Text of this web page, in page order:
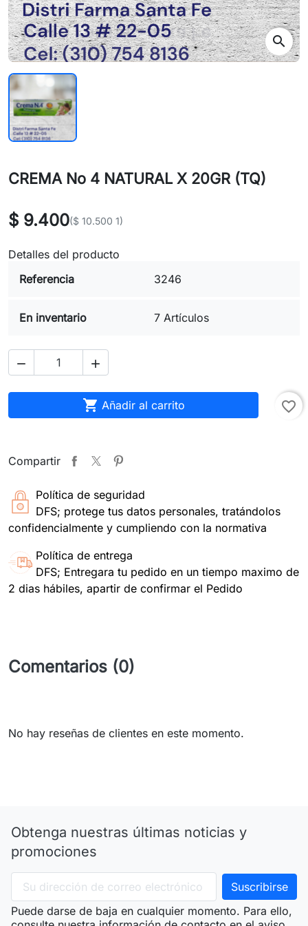
search
CREMA No 4 NATURAL X 20GR (TQ)
$ 9.400($ 10.500 1)
Detalles del producto
Referencia
3246
En inventario 7 Artículos
 
 Añadir al carrito favorite_border
Compartir
Política de seguridad
DFS; protege tus datos personales, tratándolos
confidencialmente y cumpliendo con la normativa
Política de entrega
DFS; Entregara tu pedido en un tiempo maximo de
2 dias hábiles, apartir de confirmar el Pedido
Comentarios (0)
No hay reseñas de clientes en este momento.
Obtenga nuestras últimas noticias y
promociones
Puede darse de baja en cualquier momento. Para ello,